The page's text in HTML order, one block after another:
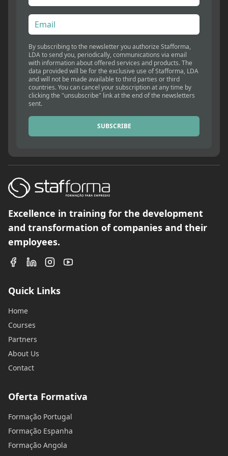
By subscribing to the newsletter you authorize Stafforma,
LDA to send you, periodically, communications via email
with information about offered services and products. The
data provided will be for the exclusive use of Stafforma, LDA
and will not be made available to third parties or third
countries. You can cancel your subscription at any time by
clicking the "unsubscribe" link at the end of the newsletters
sent.
SUBSCRIBE
Excellence in training for the development
and transformation of companies and their
employees.
Quick Links
Home
Courses
Partners
About Us
Contact
Oferta Formativa
Formação Portugal
Formação Espanha
Formação Angola